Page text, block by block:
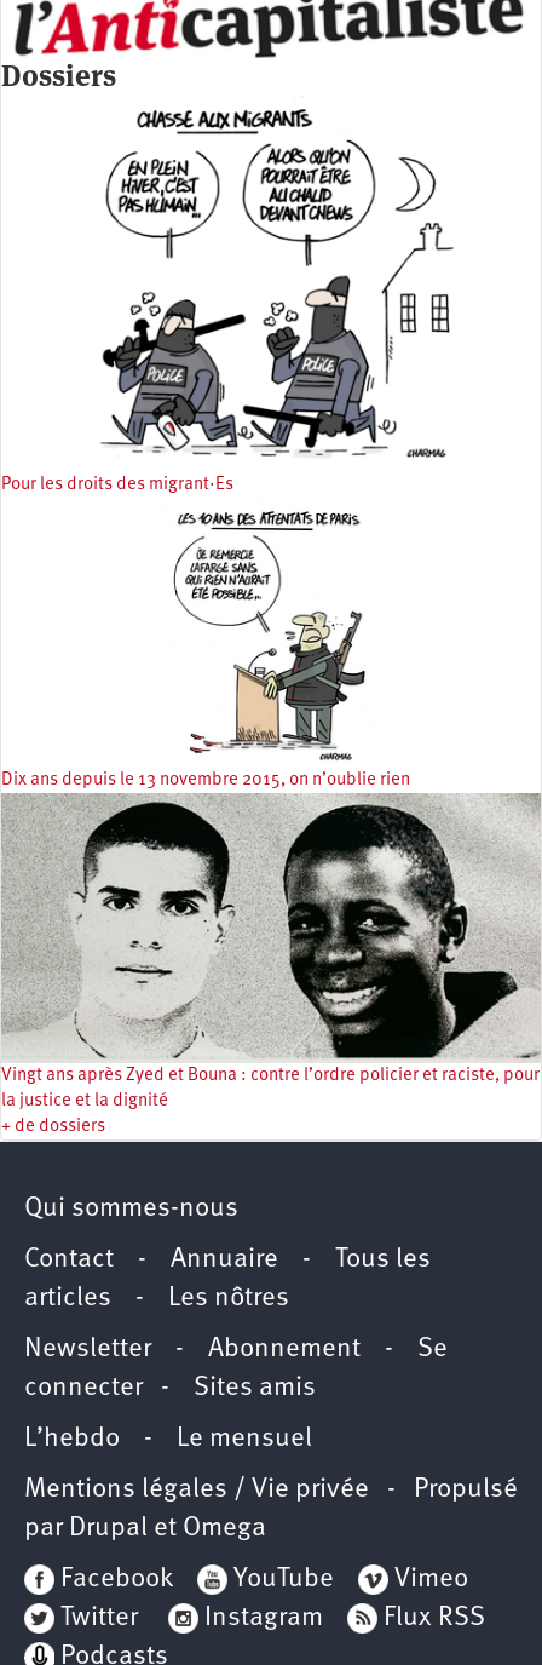
Dossiers
Pour les droits des migrant·Es
Dix ans depuis le 13 novembre 2015, on n’oublie rien
Vingt ans après Zyed et Bouna : contre l’ordre policier et raciste, pour
la justice et la dignité
+ de dossiers
Qui sommes-nous
Contact - Annuaire -
Tous les
articles - Les nôtres
Newsletter- Abonnement - Se
connecter- Sites amis
L’hebdo - Le mensuel
Mentions légales / Vie privée - Propulsé
par Drupal et Omega
Facebook
YouTube
Vimeo
Twitter
Instagram
Flux RSS
Podcasts